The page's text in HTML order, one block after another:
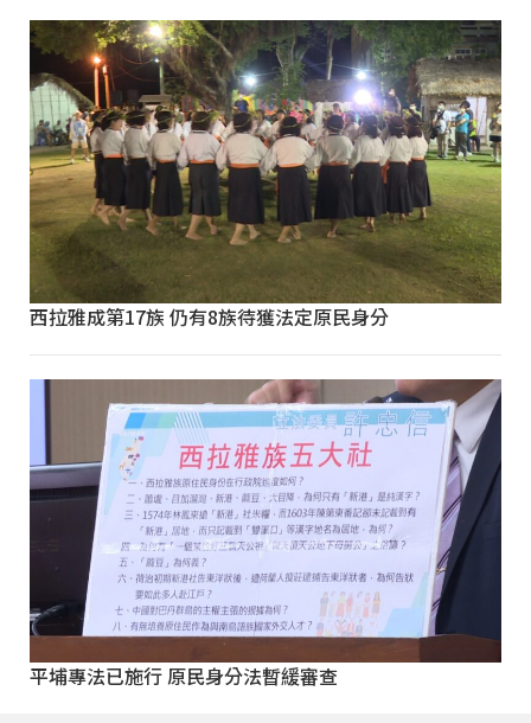
西拉雅成第17族 仍有8族待獲法定原民身分
平埔專法已施行 原民身分法暫緩審查